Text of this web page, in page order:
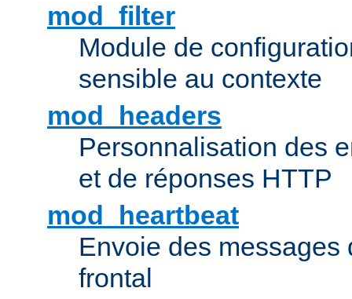
mod_filter
Module de
sensible au contexte
mod_headers
Personnalisation des
et de réponses HTTP
mod_heartbeat
Envoie des messages
frontal